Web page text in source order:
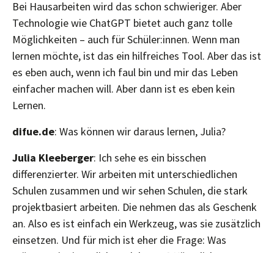
Bei Hausarbeiten wird das schon schwieriger. Aber
Technologie wie ChatGPT bietet auch ganz tolle
Möglichkeiten – auch für Schüler:innen. Wenn man
lernen möchte, ist das ein hilfreiches Tool. Aber das ist
es eben auch, wenn ich faul bin und mir das Leben
einfacher machen will. Aber dann ist es eben kein
Lernen.
difue.de: Was können wir daraus lernen, Julia?
Julia Kleeberger: Ich sehe es ein bisschen
differenzierter. Wir arbeiten mit unterschiedlichen
Schulen zusammen und wir sehen Schulen, die stark
projektbasiert arbeiten. Die nehmen das als Geschenk
an. Also es ist einfach ein Werkzeug, was sie zusätzlich
einsetzen. Und für mich ist eher die Frage: Was